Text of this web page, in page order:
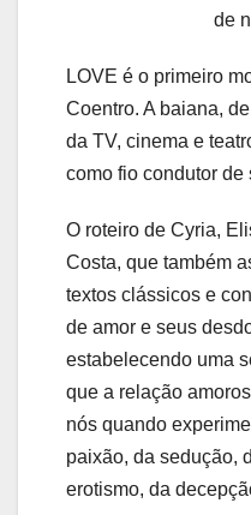
de
LOVE é o primeiro
Coentro. A baiana,
da TV, cinema e
como fio condutor de
O roteiro de Cyria,
Costa, que também
textos clássicos e
de amor e seus
estabelecendo uma
que a relação
nós quando
paixão, da sedução,
erotismo, da